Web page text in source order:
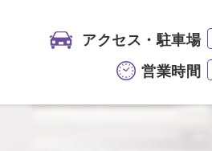
営業時間
アクセス・駐車場